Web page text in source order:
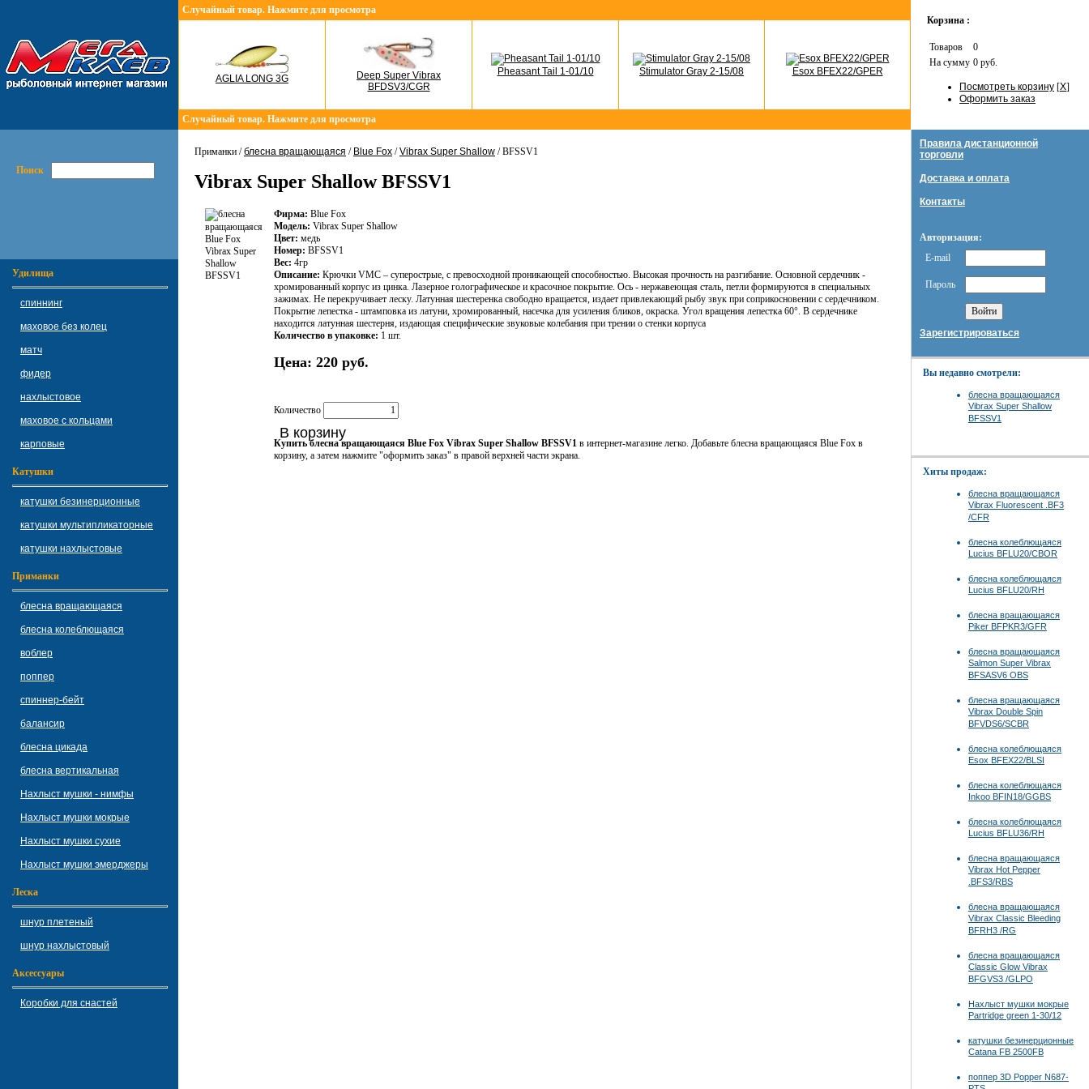
Случайный товар. Нажмите для просмотра
AGLIA LONG 3G
Deep Super Vibrax
BFDSV3/CGR
Pheasant Tail 1-01/10 Stimulator Gray 2-15/08 Esox BFEX22/GPER
Случайный товар. Нажмите для просмотра
Корзина :
Товаров
0
На сумму 0 руб.
Посмотреть корзину [X]
Оформить заказ
Поиск
Удилища
спиннинг
маховое без колец
матч
фидер
нахлыстовое
маховое с кольцами
карповые
Катушки
катушки безинерционные
катушки мультипликаторные
катушки нахлыстовые
Приманки
блесна вращающаяся
блесна колеблющаяся
воблер
поппер
спиннер-бейт
балансир
блесна цикада
блесна вертикальная
Нахлыст мушки - нимфы
Нахлыст мушки мокрые
Нахлыст мушки сухие
Нахлыст мушки эмерджеры
Леска
шнур плетеный
шнур нахлыстовый
Аксессуары
Коробки для снастей
Приманки /блесна вращающаяся / Blue Fox /Vibrax Super Shallow / BFSSV1
Vibrax Super Shallow BFSSV1
Фирма: Blue Fox
Модель: Vibrax Super Shallow
Цвет: медь
Номер: BFSSV1
Вес: 4гр
Описание: Крючки VМС – суперострые, с превосходной проникающей способностью. Высокая прочность на разгибание. Основной сердечник -
хромированный корпус из цинка. Лазерное голографическое и красочное покрытие. Ось - нержавеющая сталь, петли формируются в специальных
зажимах. Не перекручивает леску. Латунная шестеренка свободно вращается, издает привлекающий рыбу звук при соприкосновении с сердечником.
Покрытие лепестка - штамповка из латуни, хромированный, насечка для усиления бликов, окраска. Угол вращения лепестка 60°. В сердечнике
находится латунная шестерня, издающая специфические звуковые колебания при трении о стенки корпуса
Количество в упаковке: 1 шт.
Цена: 220 руб.
Количество
В корзину
Купить блесна вращающаяся Blue Fox Vibrax Super Shallow BFSSV1 в интернет-магазине легко. Добавьте блесна вращающаяся Blue Fox в
корзину, а затем нажмите "оформить заказ" в правой верхней части экрана.
Правила дистанционной
торговли
Доставка и оплата
Контакты
Авторизация:
E-mail
Пароль
Зарегистрироваться
Вы недавно смотрели:
блесна вращающаяся
Vibrax Super Shallow
BFSSV1
Хиты продаж:
блесна вращающаяся
Vibrax Fluorescent .BF3
/CFR
блесна колеблющаяся
Lucius BFLU20/CBOR
блесна колеблющаяся
Lucius BFLU20/RH
блесна вращающаяся
Piker BFPKR3/GFR
блесна вращающаяся
Salmon Super Vibrax
BFSASV6 OBS
блесна вращающаяся
Vibrax Double Spin
BFVDS6/SCBR
блесна колеблющаяся
Esox BFEX22/BLSI
блесна колеблющаяся
Inkoo BFIN18/GGBS
блесна колеблющаяся
Lucius BFLU36/RH
блесна вращающаяся
Vibrax Hot Pepper
.BFS3/RBS
блесна вращающаяся
Vibrax Classic Bleeding
BFRH3 /RG
блесна вращающаяся
Classic Glow Vibrax
BFGVS3 /GLPO
Нахлыст мушки мокрые
Partridge green 1-30/12
катушки безинерционные
Catana FB 2500FB
поппер 3D Popper N687-